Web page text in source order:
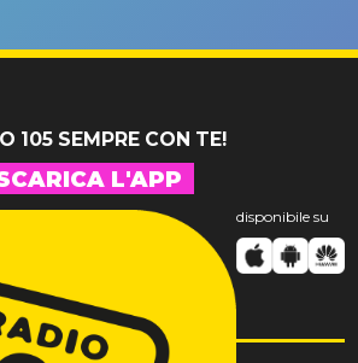
105 SEMPRE CON TE!
L'APP
disponibile su